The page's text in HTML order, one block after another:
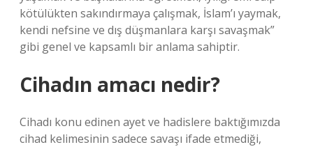
kötülükten sakındırmaya çalışmak, İslam’ı yaymak,
kendi nefsine ve dış düşmanlara karşı savaşmak”
gibi genel ve kapsamlı bir anlama sahiptir.
Cihadın amacı nedir?
Cihadı konu edinen ayet ve hadislere baktığımızda
cihad kelimesinin sadece savaşı ifade etmediği,